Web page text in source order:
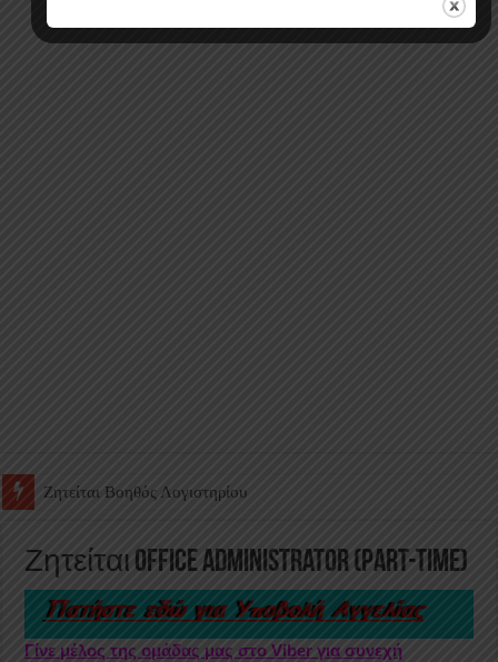
Ζητείται Υπάλληλος για γέμισμα και ανεφοδιασμό αυτόματων
Ζητείται Office Administrator (part-time)
Γίνε μέλος της ομάδας μας στο Viber για συνεχή